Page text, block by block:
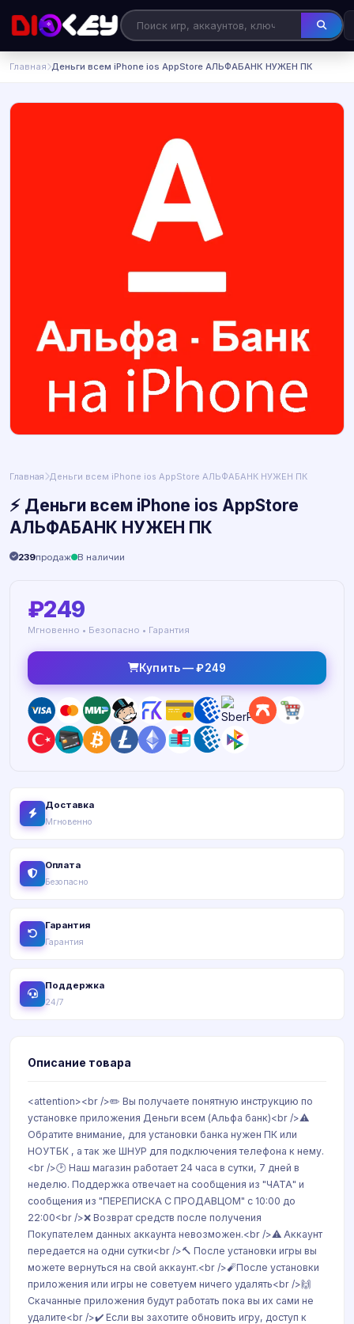
Главная Деньги всем iPhone ios AppStore АЛЬФАБАНК НУЖЕН ПК
Главная Деньги всем iPhone ios AppStore АЛЬФАБАНК НУЖЕН ПК
⚡ Деньги всем iPhone ios AppStore
АЛЬФАБАНК НУЖЕН ПК
239продаж В наличии
₽249
Мгновенно • Безопасно • Гарантия
Купить — ₽249
Доставка
Мгновенно
Оплата
Безопасно
Гарантия
Гарантия
Поддержка
24/7
Описание товара
<attention><br />✏️ Вы получаете понятную инструкцию по
установке приложения Деньги всем (Альфа банк)<br />⚠️
Обратите внимание, для установки банка нужен ПК или
НОУТБК , а так же ШНУР для подключения телефона к нему.
<br />🕑 Наш магазин работает 24 часа в сутки, 7 дней в
неделю. Поддержка отвечает на сообщения из "ЧАТА" и
сообщения из "ПЕРЕПИСКА С ПРОДАВЦОМ" с 10:00 до
22:00<br />❌ Возврат средств после получения
Покупателем данных аккаунта невозможен.<br />⚠️ Аккаунт
передается на одни сутки<br />🔨 После установки игры вы
можете вернуться на свой аккаунт.<br />🧨После установки
приложения или игры не советуем ничего удалять<br />🙌
Скачанные приложения будут работать пока вы их сами не
удалите<br />✔️ Если вы захотите обновить игру, доступ к